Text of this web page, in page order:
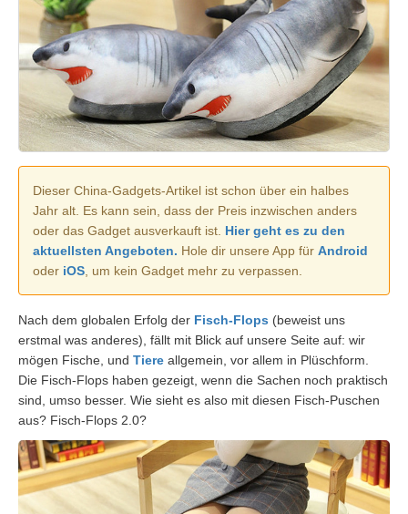
Dieser China-Gadgets-Artikel ist schon über ein halbes
Jahr alt. Es kann sein, dass der Preis inzwischen anders
oder das Gadget ausverkauft ist. Hier geht es zu den
aktuellsten Angeboten. Hole dir unsere App für Android
oder iOS, um kein Gadget mehr zu verpassen.
Nach dem globalen Erfolg der Fisch-Flops (beweist uns
erstmal was anderes), fällt mit Blick auf unsere Seite auf: wir
mögen Fische, und Tiere allgemein, vor allem in Plüschform.
Die Fisch-Flops haben gezeigt, wenn die Sachen noch praktisch
sind, umso besser. Wie sieht es also mit diesen Fisch-Puschen
aus? Fisch-Flops 2.0?